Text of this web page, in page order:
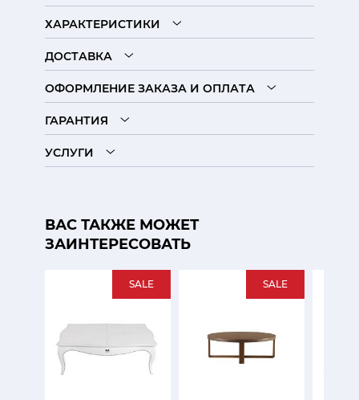
ХАРАКТЕРИСТИКИ
ДОСТАВКА
ОФОРМЛЕНИЕ ЗАКАЗА И ОПЛАТА
ГАРАНТИЯ
УСЛУГИ
ВАС ТАКЖЕ МОЖЕТ
ЗАИНТЕРЕСОВАТЬ
SALE SALE